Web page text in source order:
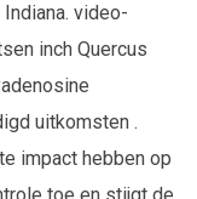
video-
inch Quercus
uitkomsten .
impact hebben op